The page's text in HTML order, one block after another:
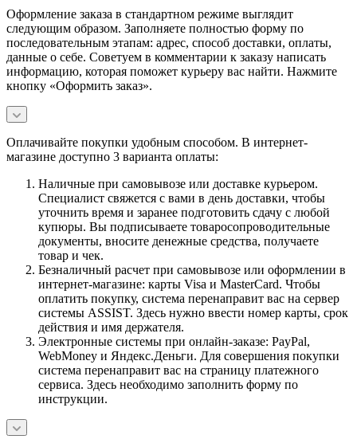
Оформление заказа в стандартном режиме выглядит
следующим образом. Заполняете полностью форму по
последовательным этапам: адрес, способ доставки, оплаты,
данные о себе. Советуем в комментарии к заказу написать
информацию, которая поможет курьеру вас найти. Нажмите
кнопку «Оформить заказ».
Оплачивайте покупки удобным способом. В интернет-
магазине доступно 3 варианта оплаты:
Наличные при самовывозе или доставке курьером.
Специалист свяжется с вами в день доставки, чтобы
уточнить время и заранее подготовить сдачу с любой
купюры. Вы подписываете товаросопроводительные
документы, вносите денежные средства, получаете
товар и чек.
Безналичный расчет при самовывозе или оформлении в
интернет-магазине: карты Visa и MasterCard. Чтобы
оплатить покупку, система перенаправит вас на сервер
системы ASSIST. Здесь нужно ввести номер карты, срок
действия и имя держателя.
Электронные системы при онлайн-заказе: PayPal,
WebMoney и Яндекс.Деньги. Для совершения покупки
система перенаправит вас на страницу платежного
сервиса. Здесь необходимо заполнить форму по
инструкции.